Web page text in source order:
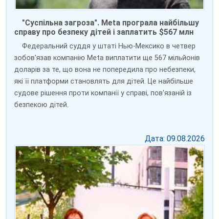
"Суспільна загроза". Meta програла найбільшу
справу про безпеку дітей і заплатить $567 млн
Федеральний суддя у штаті Нью-Мексико в четвер
зобов'язав компанію Meta виплатити ще 567 мільйонів
доларів за те, що вона не попередила про небезпеки,
які її платформи становлять для дітей. Це найбільше
судове рішення проти компанії у справі, пов'язаній із
безпекою дітей.
Дата: 09.08.2026